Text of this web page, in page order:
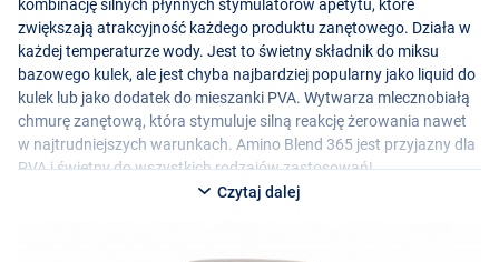
kombinację silnych płynnych stymulatorów apetytu, które
zwiększają atrakcyjność każdego produktu zanętowego. Działa w
każdej temperaturze wody. Jest to świetny składnik do miksu
bazowego kulek, ale jest chyba najbardziej popularny jako liquid do
kulek lub jako dodatek do mieszanki PVA. Wytwarza mlecznobiałą
chmurę zanętową, która stymuluje silną reakcję żerowania nawet
w najtrudniejszych warunkach. Amino Blend 365 jest przyjazny dla
PVAi świetny do wszystkich rodzajów zastosowań!
Czytaj dalej